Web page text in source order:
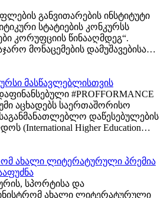
განვითარების ინსტიტუტი
სტატიების კონკურსს
კორუფციის წინააღმდეგ“.
მონაცემების დამუშავებისა
დაწესებულებებში
წახალისება კორუფციის
მასწავლებლისთვის
#PROFFORMANCE
აცხადებს საერთაშორისო
დაწესებულების
(International Higher Education
მოსაპოვებლად. კონკურსში
უმაღლესი განათლების
ახალი ლიტერატურული პრემია
სპორტისა და
ახალი ლიტერატურული